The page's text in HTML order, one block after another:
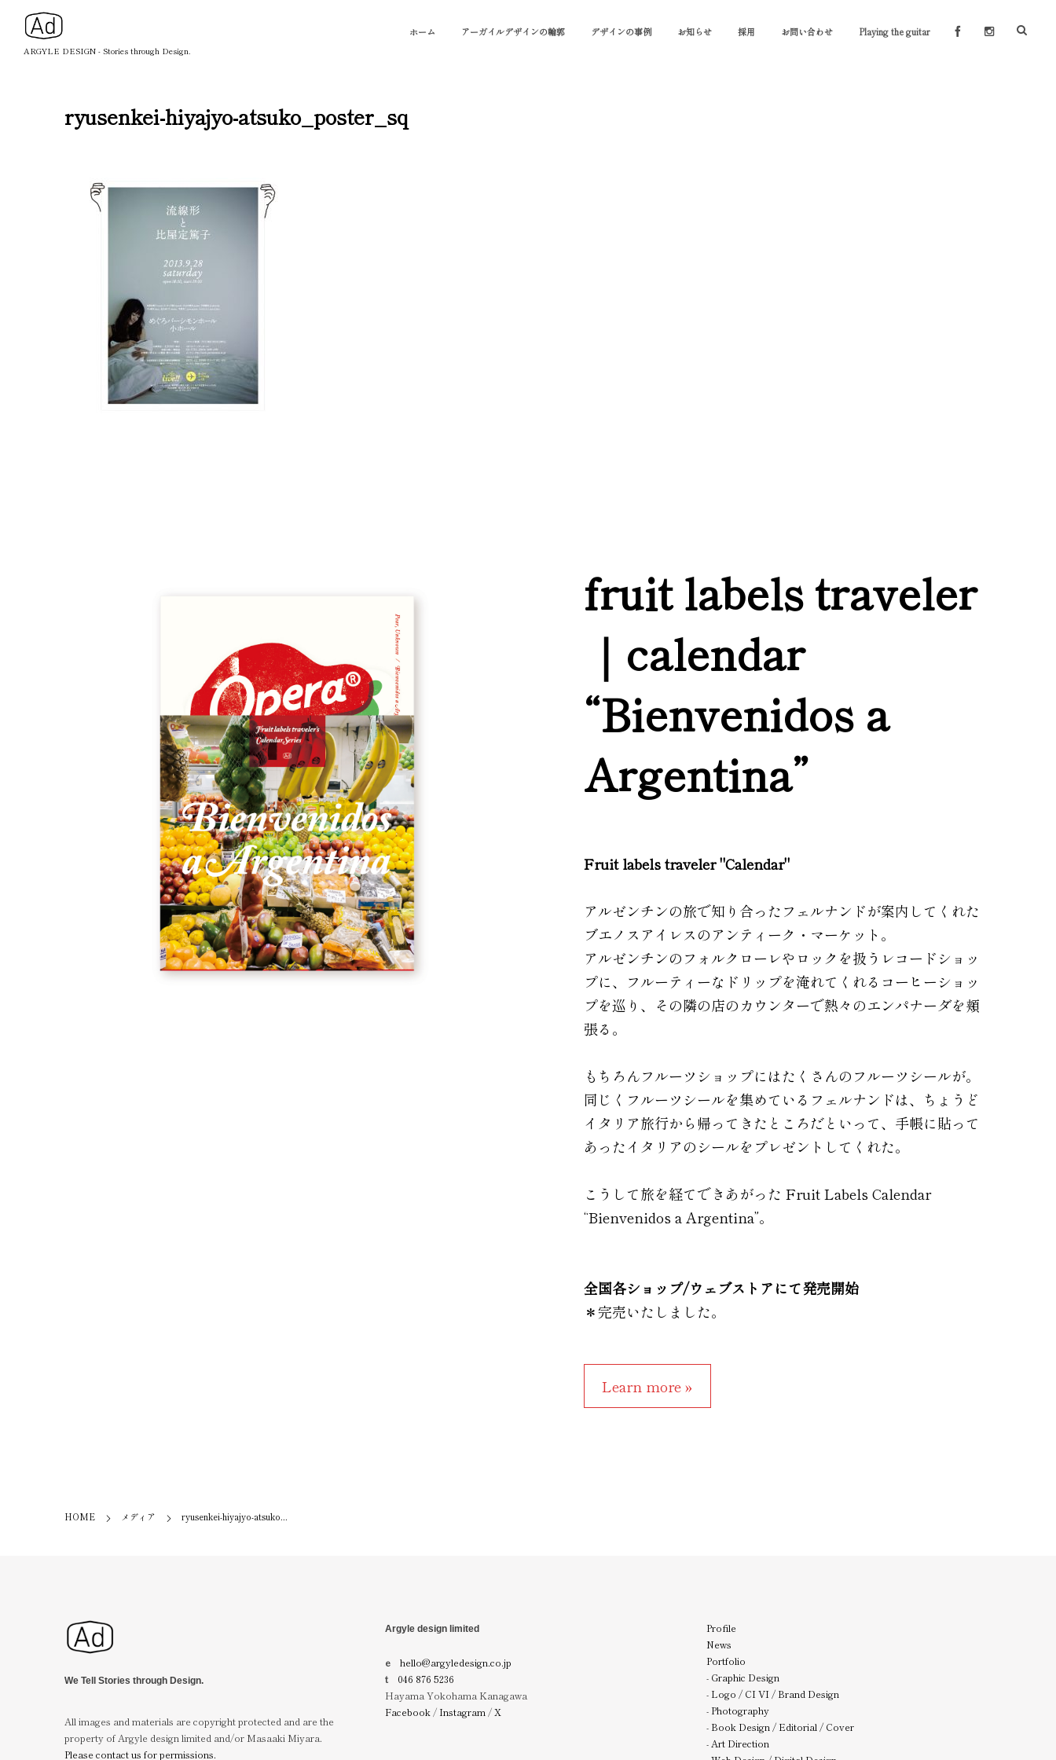
ARGYLE DESIGN - Stories through Design.
ホーム アーガイルデザインの輪郭 デザインの事例 お知らせ 採用 お問い合わせ Playing the guitar
ryusenkei-hiyajyo-atsuko_poster_sq
fruit labels traveler
｜calendar
“Bienvenidos a
Argentina”
Fruit labels traveler "Calendar"
アルゼンチンの旅で知り合ったフェルナンドが案内してくれた
ブエノスアイレスのアンティーク・マーケット。
アルゼンチンのフォルクローレやロックを扱うレコードショッ
プに、フルーティーなドリップを淹れてくれるコーヒーショッ
プを巡り、その隣の店のカウンターで熱々のエンパナーダを頬
張る。
もちろんフルーツショップにはたくさんのフルーツシールが。
同じくフルーツシールを集めているフェルナンドは、ちょうど
イタリア旅行から帰ってきたところだといって、手帳に貼って
あったイタリアのシールをプレゼントしてくれた。
こうして旅を経てできあがった Fruit Labels Calendar
“Bienvenidos a Argentina”。
全国各ショップ/ウェブストアにて発売開始
＊完売いたしました。
Learn more »
HOME メディア ryusenkei-hiyajyo-atsuko...
We Tell Stories through Design.
All images and materials are copyright protected and are the
property of Argyle design limited and/or Masaaki Miyara.
Please contact us for permissions.
Argyle design limited
ehello@argyledesign.co.jp
t 046 876 5236
Hayama Yokohama Kanagawa
Facebook / Instagram /X
Profile
News
Portfolio
- Graphic Design
- Logo / CI VI / Brand Design
- Photography
- Book Design / Editorial / Cover
- Art Direction